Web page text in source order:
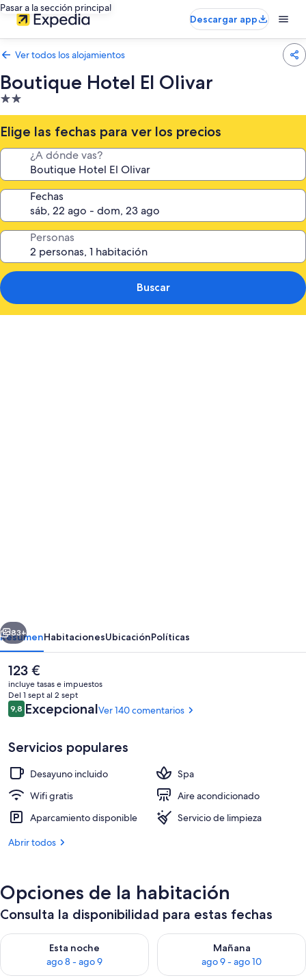
Pasar a la sección principal
Descargar app
Ver todos los alojamientos
Boutique Hotel El Olivar
Alojamiento
de
2.0 estrellas
Elige las fechas para ver los precios
¿A dónde vas?
Fechas
Personas
Buscar
Playa
Siguiente
83+
ResumenHabitacionesUbicaciónPolíticas
El
precio
actual
es
de
123 €
incluye tasas e impuestos
Del 1 sept al 2 sept
Comentarios
9,89,8 de 10
ExcepcionalVer 140 comentarios
Servicios populares
Desayuno incluido
Spa
Wifi gratis
Aire acondicionado
Aparcamiento disponible
Servicio de limpieza
Abrir todos
Opciones de la habitación
Consulta la disponibilidad para estas fechas
Esta noche
ago 8 - ago 9
Consulta la disponibilidad para esta noche, ago 8 - ago 9
Mañana
ago 9 - ago 10
Consulta la disponibilidad